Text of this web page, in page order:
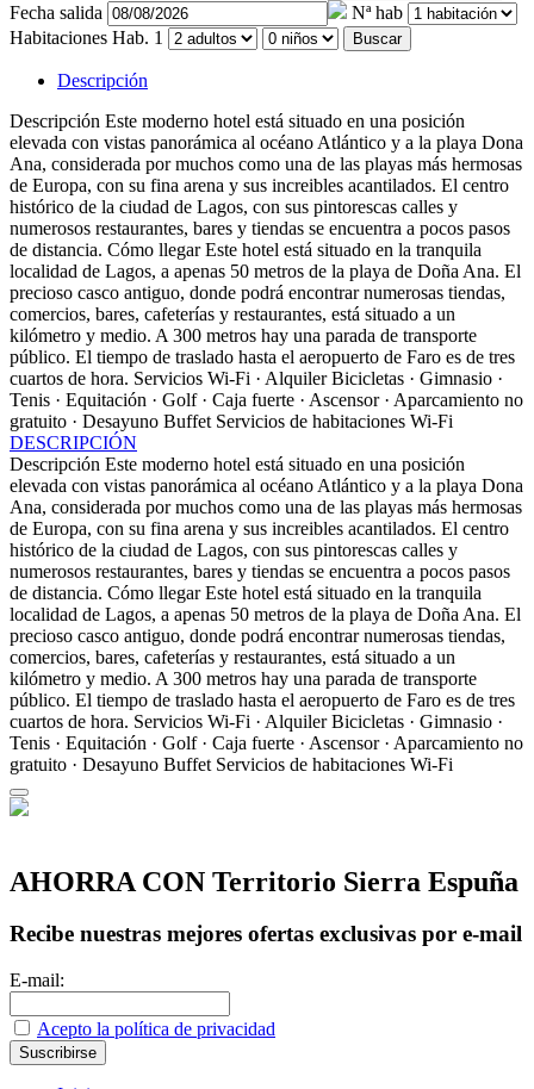
Fecha salida
Nª hab
Habitaciones Hab. 1 Buscar
Descripción
Descripción Este moderno hotel está situado en una posición
elevada con vistas panorámica al océano Atlántico y a la playa Dona
Ana, considerada por muchos como una de las playas más hermosas
de Europa, con su fina arena y sus increibles acantilados. El centro
histórico de la ciudad de Lagos, con sus pintorescas calles y
numerosos restaurantes, bares y tiendas se encuentra a pocos pasos
de distancia. Cómo llegar Este hotel está situado en la tranquila
localidad de Lagos, a apenas 50 metros de la playa de Doña Ana. El
precioso casco antiguo, donde podrá encontrar numerosas tiendas,
comercios, bares, cafeterías y restaurantes, está situado a un
kilómetro y medio. A 300 metros hay una parada de transporte
público. El tiempo de traslado hasta el aeropuerto de Faro es de tres
cuartos de hora. Servicios Wi-Fi · Alquiler Bicicletas · Gimnasio ·
Tenis · Equitación · Golf · Caja fuerte · Ascensor · Aparcamiento no
gratuito · Desayuno Buffet Servicios de habitaciones Wi-Fi
DESCRIPCIÓN
Descripción Este moderno hotel está situado en una posición
elevada con vistas panorámica al océano Atlántico y a la playa Dona
Ana, considerada por muchos como una de las playas más hermosas
de Europa, con su fina arena y sus increibles acantilados. El centro
histórico de la ciudad de Lagos, con sus pintorescas calles y
numerosos restaurantes, bares y tiendas se encuentra a pocos pasos
de distancia. Cómo llegar Este hotel está situado en la tranquila
localidad de Lagos, a apenas 50 metros de la playa de Doña Ana. El
precioso casco antiguo, donde podrá encontrar numerosas tiendas,
comercios, bares, cafeterías y restaurantes, está situado a un
kilómetro y medio. A 300 metros hay una parada de transporte
público. El tiempo de traslado hasta el aeropuerto de Faro es de tres
cuartos de hora. Servicios Wi-Fi · Alquiler Bicicletas · Gimnasio ·
Tenis · Equitación · Golf · Caja fuerte · Ascensor · Aparcamiento no
gratuito · Desayuno Buffet Servicios de habitaciones Wi-Fi
AHORRA CON Territorio Sierra Espuña
Recibe nuestras mejores ofertas exclusivas por e-mail
E-mail:
Acepto la política de privacidad